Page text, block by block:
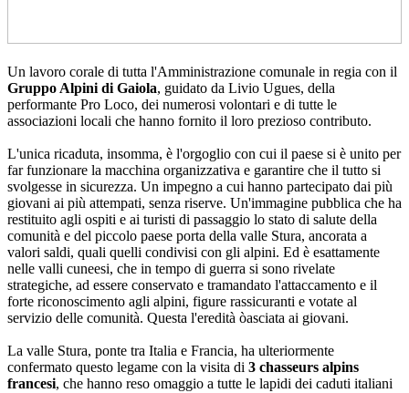
Un lavoro corale di tutta l'Amministrazione comunale in regia con il
Gruppo Alpini di Gaiola, guidato da Livio Ugues, della
performante Pro Loco, dei numerosi volontari e di tutte le
associazioni locali che hanno fornito il loro prezioso contributo.
L'unica ricaduta, insomma, è l'orgoglio con cui il paese si è unito per
far funzionare la macchina organizzativa e garantire che il tutto si
svolgesse in sicurezza. Un impegno a cui hanno partecipato dai più
giovani ai più attempati, senza riserve. Un'immagine pubblica che ha
restituito agli ospiti e ai turisti di passaggio lo stato di salute della
comunità e del piccolo paese porta della valle Stura, ancorata a
valori saldi, quali quelli condivisi con gli alpini. Ed è esattamente
nelle valli cuneesi, che in tempo di guerra si sono rivelate
strategiche, ad essere conservato e tramandato l'attaccamento e il
forte riconoscimento agli alpini, figure rassicuranti e votate al
servizio delle comunità. Questa l'eredità òasciata ai giovani.
La valle Stura, ponte tra Italia e Francia, ha ulteriormente
confermato questo legame con la visita di 3 chasseurs alpins
francesi, che hanno reso omaggio a tutte le lapidi dei caduti italiani